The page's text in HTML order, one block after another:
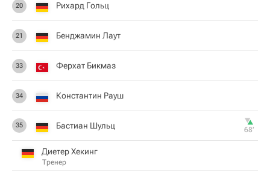
20 Рихард Гольц
21 Бенджамин Лаут
33 Ферхат Бикмаз
34 Константин Рауш
35 Бастиан Шульц 68‎’‎
Диетер Хекинг
Тренер